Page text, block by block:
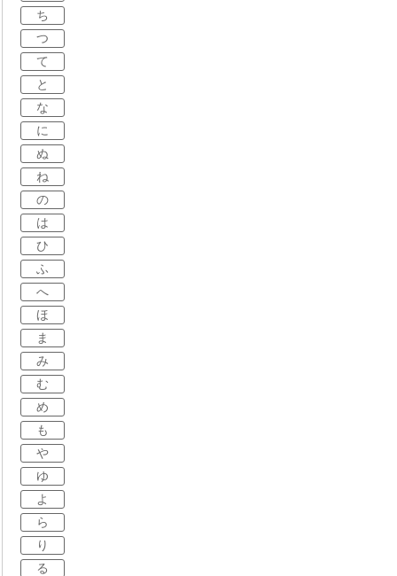
ち
つ
て
と
な
に
ぬ
ね
の
は
ひ
ふ
へ
ほ
ま
み
む
め
も
や
ゆ
よ
ら
り
る